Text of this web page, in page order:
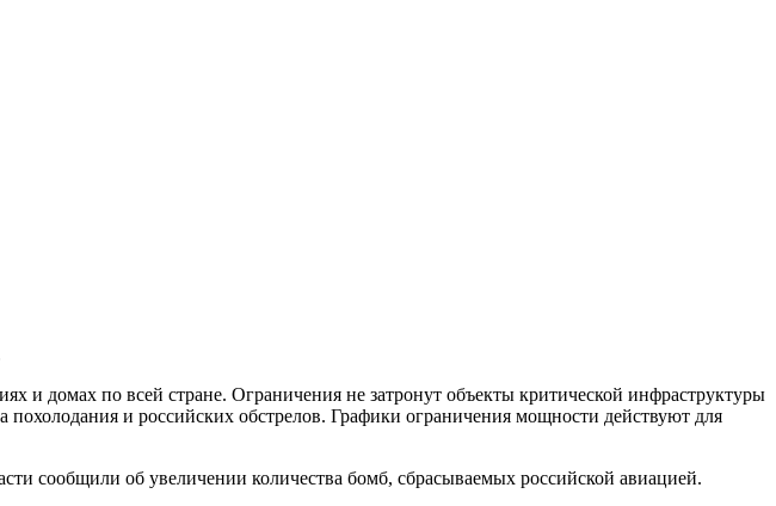
и домах по всей стране. Ограничения не затронут объекты критической инфраструктуры
и российских обстрелов. Графики ограничения мощности действуют для
сообщили об увеличении количества бомб, сбрасываемых российской авиацией.